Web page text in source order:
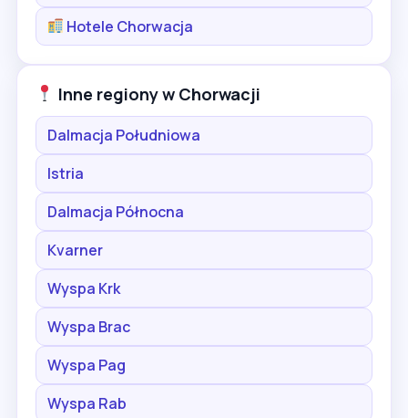
Hotele Chorwacja
Inne regiony w Chorwacji
Dalmacja Południowa
Istria
Dalmacja Północna
Kvarner
Wyspa Krk
Wyspa Brac
Wyspa Pag
Wyspa Rab